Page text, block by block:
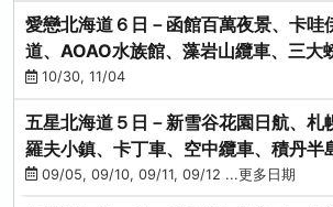
愛戀北海道６日－函館百萬夜景、卡哇
道、AOAO水族館、藻岩山纜車、三大
千歲)
10/30, 11/04
五星北海道５日－新雪谷花園日航、札
羅夫小鎮、卡丁車、空中纜車、積丹半
和牛螃蟹放題
09/05, 09/10, 09/11, 09/12 ...更多日期